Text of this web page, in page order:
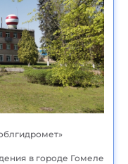
в городе Гомеле